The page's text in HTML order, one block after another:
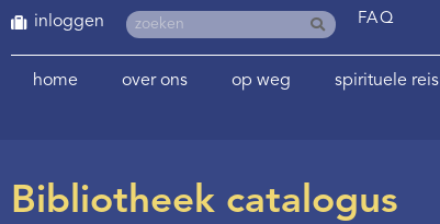
inloggen FAQ
home over ons op weg spirituele reis
Bibliotheek catalogus